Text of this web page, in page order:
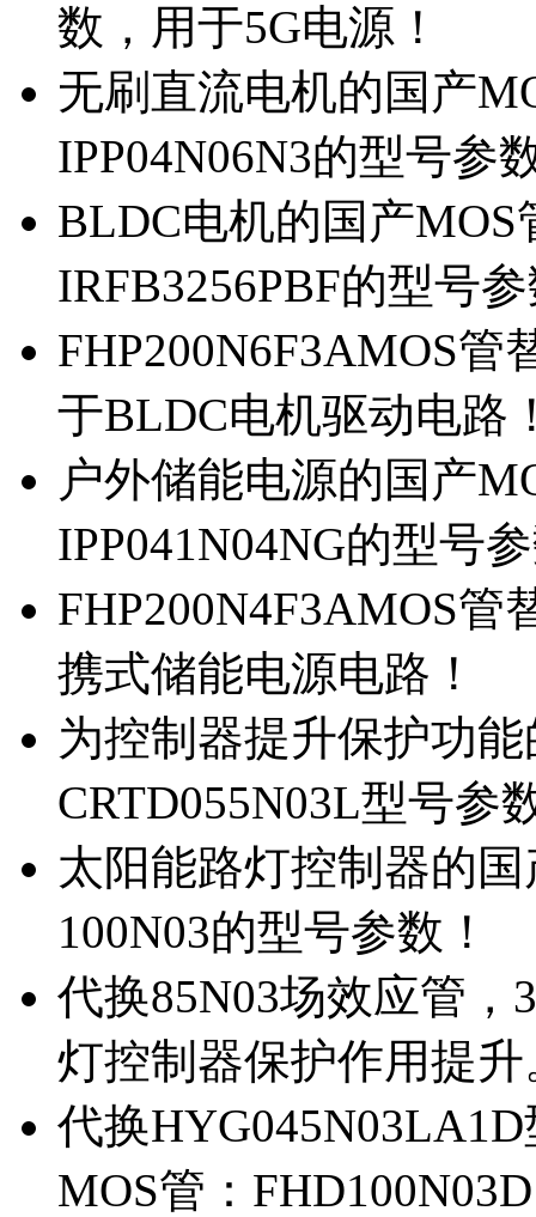
数，用于5G电源！
无刷直流电机的国产
IPP04N06N3的型号参
BLDC电机的国产MOS
IRFB3256PBF的型号
FHP200N6F3AMOS管
于BLDC电机驱动电路
户外储能电源的国产
IPP041N04NG的型号
FHP200N4F3AMOS管
携式储能电源电路！
为控制器提升保护功
CRTD055N03L型号参
太阳能路灯控制器的
100N03的型号参数！
代换85N03场效应管
灯控制器保护作用提升
代换
MOS管：